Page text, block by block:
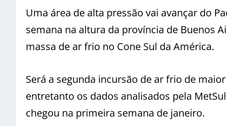
Uma área de alta pressão vai avançar do
semana na altura da província de Buenos
massa de ar frio no Cone Sul da América.
Será a segunda incursão de ar frio de
entretanto os dados analisados pela
chegou na primeira semana de janeiro.